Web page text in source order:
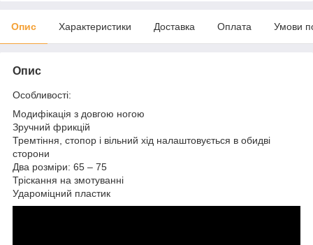
Опис Характеристики Доставка Оплата Умови
Опис
Особливості:
Модифікація з довгою ногою
Зручний фрикцій
Тремтіння, стопор і вільний хід налаштовується в обидві
сторони
Два розміри: 65 – 75
Тріскання на змотуванні
Удароміцний пластик